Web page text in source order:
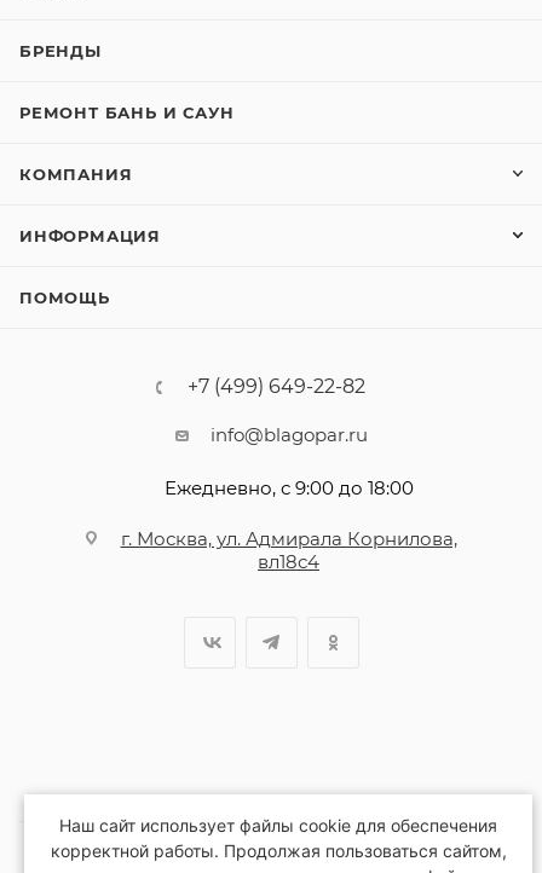
БРЕНДЫ
РЕМОНТ БАНЬ И САУН
КОМПАНИЯ
ИНФОРМАЦИЯ
ПОМОЩЬ
+7 (499) 649-22-82
info@blagopar.ru
Ежедневно, с 9:00 до 18:00
г. Москва, ул. Адмирала Корнилова,
вл18с4
Наш сайт использует файлы cookie для обеспечения
корректной работы. Продолжая пользоваться сайтом,